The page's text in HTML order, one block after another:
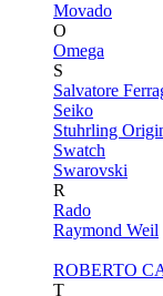
Movado
O
Omega
S
Salvatore
Seiko
Stuhrling
Swatch
Swarovski
R
Rado
Raymond Weil
ROBERTO
T